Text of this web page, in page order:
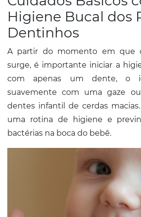
Higiene Bucal dos
Dentinhos
A partir do momento em que
surge, é importante iniciar a
com apenas um dente, o
suavemente com uma gaze
dentes infantil de cerdas
uma rotina de higiene e
bactérias na boca do bebê.